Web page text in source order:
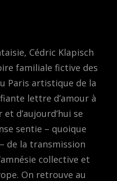
Cédric Klapisch
familiale fictive des
Paris artistique de la
lettre d’amour à
d’aujourd’hui se
sentie – quoique
de la transmission
collective et
On retrouve au